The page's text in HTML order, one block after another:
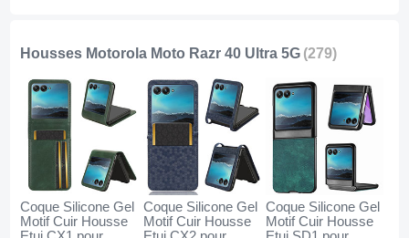
Housses Motorola Moto Razr 40 Ultra 5G (279)
Coque Silicone Gel
Motif Cuir Housse
Coque Silicone Gel
Motif Cuir Housse
Coque Silicone Gel
Motif Cuir Housse